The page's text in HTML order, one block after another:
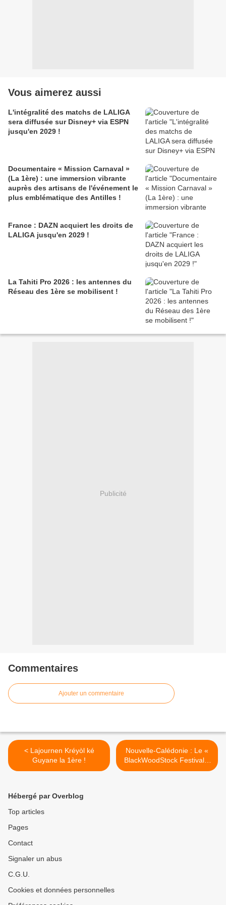
Vous aimerez aussi
L'intégralité des matchs de LALIGA
sera diffusée sur Disney+ via ESPN
jusqu'en 2029 !
Documentaire « Mission Carnaval »
(La 1ère) : une immersion vibrante
auprès des artisans de l'événement le
plus emblématique des Antilles !
France : DAZN acquiert les droits de
LALIGA jusqu'en 2029 !
La Tahiti Pro 2026 : les antennes du
Réseau des 1ère se mobilisent !
Publicité
Commentaires
Ajouter un commentaire
< Lajournen Kréyòl ké
Guyane la 1ère !
Nouvelle-Calédonie : Le «
BlackWoodStock Festival »
est de retour ! >
Hébergé par Overblog
Top articles
Pages
Contact
Signaler un abus
C.G.U.
Cookies et données personnelles